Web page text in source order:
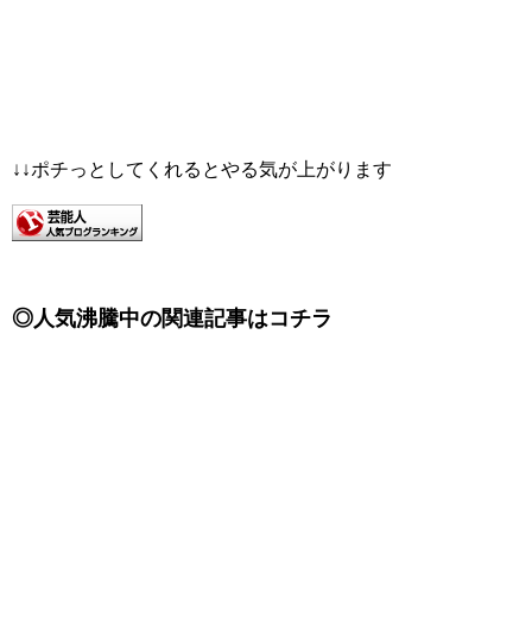
↓↓ポチっとしてくれるとやる気が上がります
◎人気沸騰中の関連記事はコチラ